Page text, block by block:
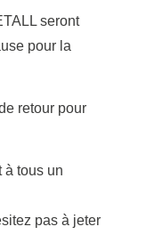
seront
pour la
retour pour
à tous un
pas à jeter